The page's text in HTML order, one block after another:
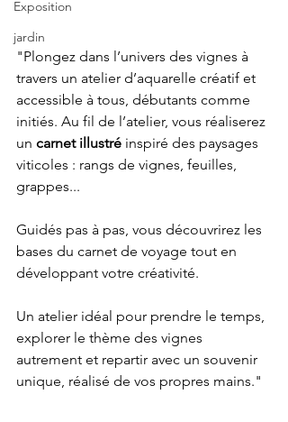
Exposition
jardin
"Plongez dans l’univers des vignes à
travers un atelier d’aquarelle créatif et
accessible à tous, débutants comme
initiés. Au fil de l’atelier, vous réaliserez
un carnet illustré inspiré des paysages
viticoles : rangs de vignes, feuilles,
grappes...
Guidés pas à pas, vous découvrirez les
bases du carnet de voyage tout en
développant votre créativité.
Un atelier idéal pour prendre le temps,
explorer le thème des vignes
autrement et repartir avec un souvenir
unique, réalisé de vos propres mains."